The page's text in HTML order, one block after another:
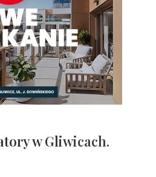
w Gliwicach.